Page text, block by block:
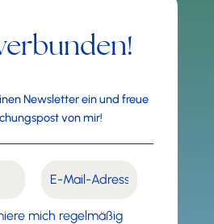
Newsletter ein und freue
von mir!
mich regelmäßig